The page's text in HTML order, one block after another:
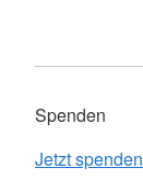
Spenden
Jetzt spenden